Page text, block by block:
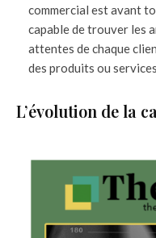
commercial est avant
capable de trouver les
attentes de chaque
des produits ou
L’évolution de la